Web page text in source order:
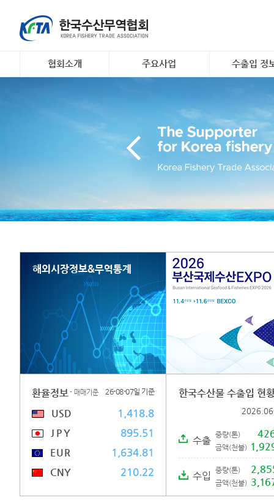
협회소개 주요사업
리스크안전망 구축
수출기업 맞춤형 해외시
장조사
K- 씨푸드 인바운드 마케
팅
드대전
수출입 정
소개 및 개요
해외시장정
무역관련 정
환율정보- 매매기준 26-08-07일 기준
USD 1,418.8
JPY 895.51
EUR 1,634.81
CNY 210.22
한국수산물 수출입 현
2026.06
수출 중량(톤)
금액(천불)
수입 중량(톤)
금액(천불)